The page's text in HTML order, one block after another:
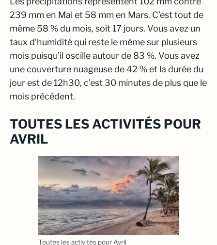
239 mm en Mai et 58 mm en Mars. C’est tout de
même 58 % du mois, soit 17 jours. Vous avez un
taux d’humidité qui reste le même sur plusieurs
mois puisqu’il oscille autour de 83 %. Vous avez
une couverture nuageuse de 42 % et la durée du
jour est de 12h30, c’est 30 minutes de plus que le
mois précédent.
TOUTES LES ACTIVITÉS POUR
AVRIL
Toutes les activités pour Avril